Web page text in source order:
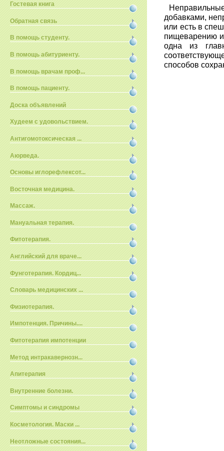
Гостевая книга
Обратная связь
В помощь студенту.
В помощь абитуриенту.
В помощь врачам проф...
В помощь пациенту.
Доска объявлений
Худеем с удовольствием.
Антигомотоксическая ...
Аюрведа.
Основы иглорефлексот...
Восточная медицина.
Массаж.
Мануальная терапия.
Фитотерапия.
Английский для враче...
Фунготерапия. Кордиц...
Словарь медицинских ...
Физиотерапия.
Импотенция. Причины....
Фитотерапия импотенции
Метод интракавернозн...
Апитерапия
Внутренние болезни.
Симптомы и синдромы
Косметология. Маски ...
Неотложные состояния...
добавками,
или есть в
пищеварению
одна из
способов